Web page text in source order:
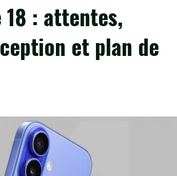
18 : attentes,
et plan de